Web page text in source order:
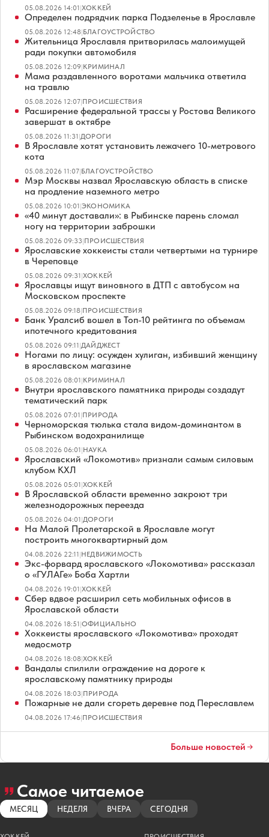
05.08.2026 14:01|ХОККЕЙ
Определен подрядчик парка Подзеленье в Ярославле
05.08.2026 12:48|БЛАГОУСТРОЙСТВО
Жительница Ярославля притворилась малоимущей
ради покупки автомобиля
05.08.2026 12:09|КРИМИНАЛ
Мама раздавленного воротами мальчика ответила
на травлю
05.08.2026 12:07|ПРОИСШЕСТВИЯ
Расширение федеральной трассы у Ростова Великого
завершат в октябре
05.08.2026 11:31|ДОРОГИ
В Ярославле хотят установить лежачего 10-метрового
кота
05.08.2026 11:07|БЛАГОУСТРОЙСТВО
Мэр Москвы назвал Ярославскую область в списке
на продление наземного метро
05.08.2026 10:01|ЭКОНОМИКА
«40 минут доставали»: в Рыбинске парень сломал
ногу на территории заброшки
05.08.2026 09:33|ПРОИСШЕСТВИЯ
Ярославские хоккеисты стали четвертыми на турнире
в Череповце
05.08.2026 09:31|ХОККЕЙ
Ярославцы ищут виновного в ДТП с автобусом на
Московском проспекте
05.08.2026 09:18|ПРОИСШЕСТВИЯ
Банк Уралсиб вошел в Топ-10 рейтинга по объемам
ипотечного кредитования
05.08.2026 09:11|ДАЙДЖЕСТ
Ногами по лицу: осужден хулиган, избивший женщину
в ярославском магазине
05.08.2026 08:01|КРИМИНАЛ
Внутри ярославского памятника природы создадут
тематический парк
05.08.2026 07:01|ПРИРОДА
Черноморская тюлька стала видом-доминантом в
Рыбинском водохранилище
05.08.2026 06:01|НАУКА
Ярославский «Локомотив» признали самым силовым
клубом КХЛ
05.08.2026 05:01|ХОККЕЙ
В Ярославской области временно закроют три
железнодорожных переезда
05.08.2026 04:01|ДОРОГИ
На Малой Пролетарской в Ярославле могут
построить многоквартирный дом
04.08.2026 22:11|НЕДВИЖИМОСТЬ
Экс-форвард ярославского «Локомотива» рассказал
о «ГУЛАГе» Боба Хартли
04.08.2026 19:01|ХОККЕЙ
Сбер вдвое расширил сеть мобильных офисов в
Ярославской области
04.08.2026 18:51|ОФИЦИАЛЬНО
Хоккеисты ярославского «Локомотива» проходят
медосмотр
04.08.2026 18:08|ХОККЕЙ
Вандалы спилили ограждение на дороге к
ярославскому памятнику природы
04.08.2026 18:03|ПРИРОДА
Пожарные не дали сгореть деревне под Переславлем
04.08.2026 17:46|ПРОИСШЕСТВИЯ
Больше новостей
Самое читаемое
МЕСЯЦ НЕДЕЛЯ ВЧЕРА СЕГОДНЯ